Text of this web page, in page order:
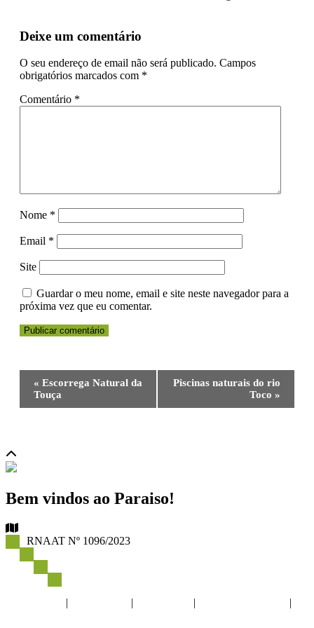
Deixe um comentário
O seu endereço de email não será publicado. Campos
obrigatórios marcados com *
Comentário *
Nome *
Email *
Site
Guardar o meu nome, email e site neste navegador para a
próxima vez que eu comentar.
Navegação
Evento
« Escorrega Natural da
Touça
Piscinas naturais do rio
Toco »
Bem vindos ao Paraiso!
RNAAT Nº 1096/2023
| | |
|